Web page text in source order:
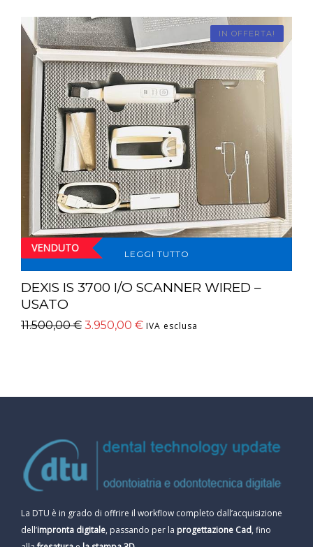
IN OFFERTA!
VENDUTO LEGGI TUTTO
DEXIS IS 3700 I/O SCANNER WIRED –
USATO
11.500,00€ 3.950,00 € IVA esclusa
La DTU è in grado di offrire il workflow completo dall’acquisizione
dell’impronta digitale, passando per la progettazione Cad, fino